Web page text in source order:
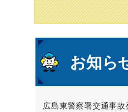
文
お知ら
広島東警察署交通事故